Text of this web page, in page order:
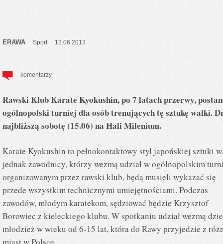
ERAWA Sport 12.06.2013
komentarzy
Rawski Klub Karate Kyokushin, po 7 latach przerwy,
ogólnopolski turniej dla osób trenujących tę sztukę walki.
najbliższą sobotę (15.06) na Hali Milenium.
Karate Kyokushin to pełnokontaktowy styl japońskiej sztuki
jednak zawodnicy, którzy wezmą udział w ogólnopolskim
organizowanym przez rawski klub, będą musieli wykazać się
przede wszystkim technicznymi umiejętnościami. Podczas
zawodów, młodym karatekom, sędziować będzie Krzysztof
Borowiec z kieleckiego klubu. W spotkaniu udział wezmą
młodzież w wieku od 6-15 lat, która do Rawy przyjedzie z